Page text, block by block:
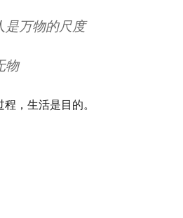
散
记
师
是万物的尺度
物
，生活是目的。